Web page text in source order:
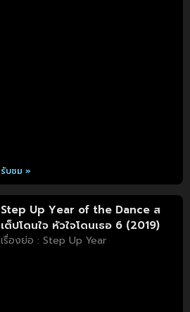
รับชม »
Step Up Year of the Dance ส
เต็ปโดนใจ หัวใจโดนเธอ 6 (2019)
เรื่องย่อ : Step Up Year